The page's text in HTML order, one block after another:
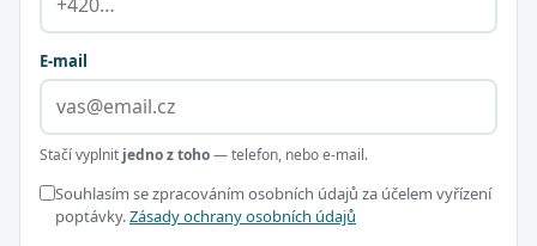
E-mail
Stačí vyplnit jedno z toho— telefon, nebo e-mail.
Souhlasím se zpracováním osobních údajů za účelem vyřízení
poptávky.Zásady ochrany osobních údajů